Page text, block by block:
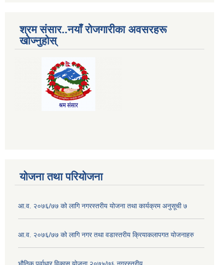
श्रम संसार..नयाँ रोजगारीका अवसरहरू
खोज्नुहोस्
योजना तथा परियोजना
आ.व. २०७६/७७ को लागि नगरस्तरीय योजना तथा कार्यक्रम अनुसूची ७
आ.व. २०७६/७७ को लागि नगर तथा वडास्तरीय क्रियाकलापगत योजनाहरु